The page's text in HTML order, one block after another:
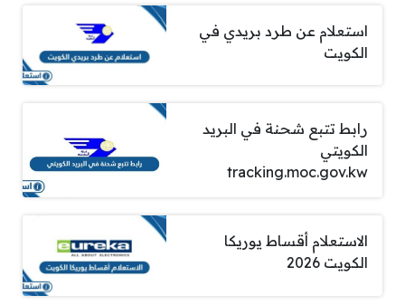
استعلام عن طرد بريدي في
الكويت
رابط تتبع شحنة في البريد
الكويتي
tracking.moc.gov.kw
الاستعلام أقساط يوريكا
الكويت 2026